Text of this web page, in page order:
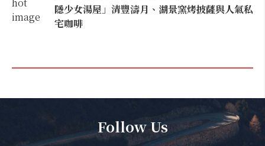
隱少女湯屋」清豐濤月、湖景窯烤披薩與人氣私
宅咖啡
Follow Us